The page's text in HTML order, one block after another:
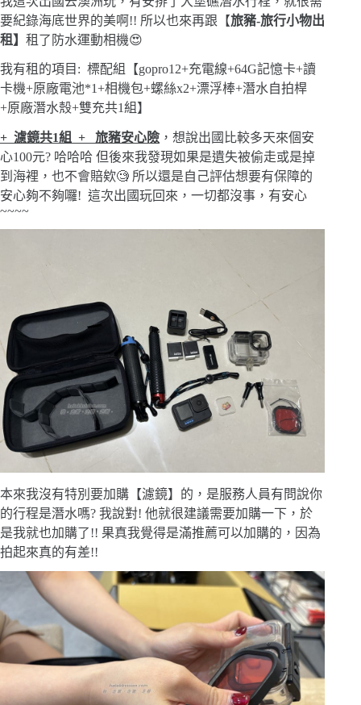
要紀錄海底世界的美啊!! 所以也來再跟【旅豬-旅行小物出
租】 租了防水運動相機😍
我有租的項目: 標配組【gopro12+充電線+64G記憶卡+讀
卡機+原廠電池*1+相機包+螺絲x2+漂浮棒+潛水自拍桿
+原廠潛水殼+雙充共1組】
+ 濾鏡共1組 + 旅豬安心險 ，想說出國比較多天來個安
心100元? 哈哈哈 但後來我發現如果是遺失被偷走或是掉
到海裡，也不會賠欸🧐 所以還是自己評估想要有保障的
安心夠不夠囉! 這次出國玩回來，一切都沒事，有安心
~~~~
本來我沒有特別要加購【濾鏡】的，是服務人員有問說你
的行程是潛水嗎? 我說對! 他就很建議需要加購一下，於
是我就也加購了!! 果真我覺得是滿推薦可以加購的，因為
拍起來真的有差!!